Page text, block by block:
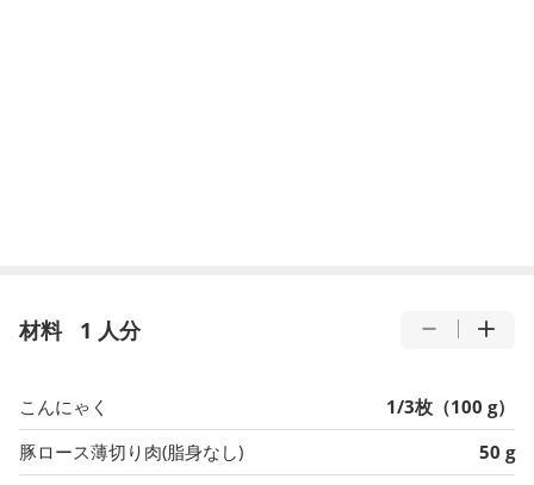
材料 1 人分
こんにゃく
1/3枚（100 g）
豚ロース薄切り肉(脂身なし)
50 g